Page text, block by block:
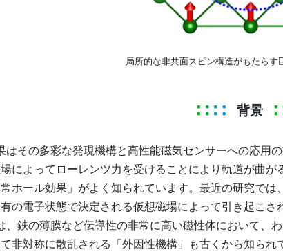
局所的な非共面スピン構造がもたらす
背景
はその多彩な発現機構と高性能磁気センサーへの応用
によってローレンツ力を受けることにより軌道が曲
ホール効果」がよく知られています。最近の研究で
の電子状態で決定される仮想磁場によって引き起こさ
、鉄の薄膜など伝導性の非常に高い磁性体において、
非対称に散乱される「外因性機構」も古くから知ら